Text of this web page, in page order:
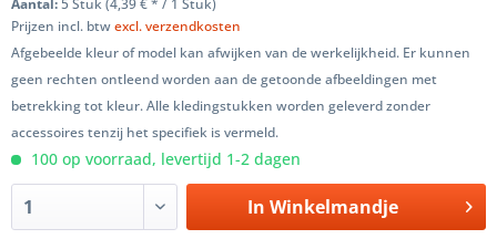
Aantal:5 Stuk (4,39 € * / 1 Stuk)
Prijzen incl. btwexcl. verzendkosten
Afgebeelde kleur of model kan afwijken van de werkelijkheid. Er kunnen
geen rechten ontleend worden aan de getoonde afbeeldingen met
betrekking tot kleur. Alle kledingstukken worden geleverd zonder
accessoires tenzij het specifiek is vermeld.
100 op voorraad, levertijd 1-2 dagen
In Winkelmandje